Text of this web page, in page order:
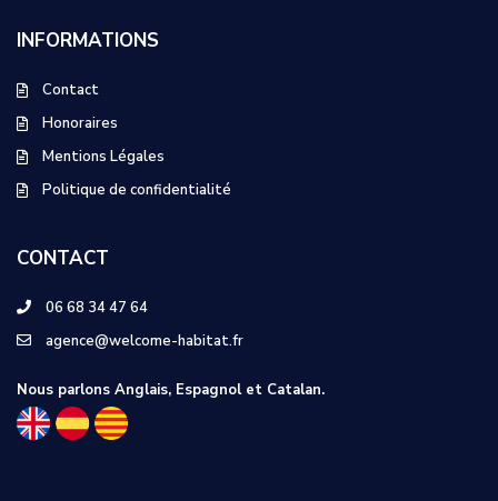
INFORMATIONS
Contact
Honoraires
Mentions Légales
Politique de confidentialité
CONTACT
06 68 34 47 64
agence@welcome-habitat.fr
Nous parlons Anglais, Espagnol et Catalan.